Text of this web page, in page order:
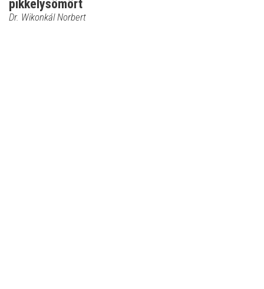
pikkelysömört
Dr. Wikonkál Norbert